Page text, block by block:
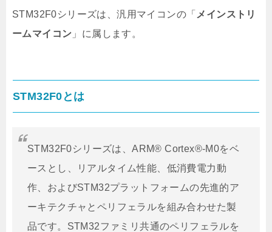
STM32F0シリーズは、汎用マイコンの 「 メインストリ
ームマイコン 」に属します。
STM32F0とは
STM32F0シリーズは、ARM® Cortex®-M0をベ
ースとし、リアルタイム性能、低消費電力動
作、およびSTM32プラットフォームの先進的ア
ーキテクチャとペリフェラルを組み合わせた製
品です。STM32ファミリ共通のペリフェラルを